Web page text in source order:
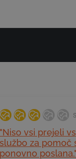
"Niso vsi prejeli
službo za pomoč
ponovno poslana."